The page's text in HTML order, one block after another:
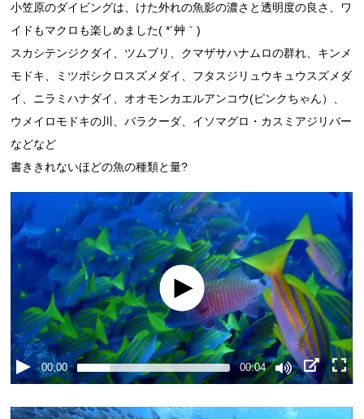
小笠原のダイビングは、けた外れの魚影の濃さと透明度の良さ、ワ
イドもマクロも楽しめました( *´艸｀)
スカシテンジクダイ、ツムブリ、クマザサハナムロの群れ、キンメ
モドキ、ミツボシクロスズメダイ、フタスジリュウキュウスズメダ
イ、ニラミハナダイ、オオモンカエルアンコウ(ピンクちゃん）、
ウメイロモドキの川、バラクーダ、イソマグロ・カスミアジリバー
などなど
書ききれないほどの魚の種類と量?
00:00 00:04